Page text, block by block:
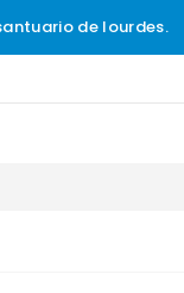
de lourdes.